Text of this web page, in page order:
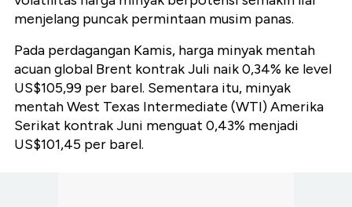
menjelang puncak permintaan musim panas.
Pada perdagangan Kamis, harga minyak mentah
acuan global Brent kontrak Juli naik 0,34% ke level
US$105,99 per barel. Sementara itu, minyak
mentah West Texas Intermediate (WTI) Amerika
Serikat kontrak Juni menguat 0,43% menjadi
US$101,45 per barel.